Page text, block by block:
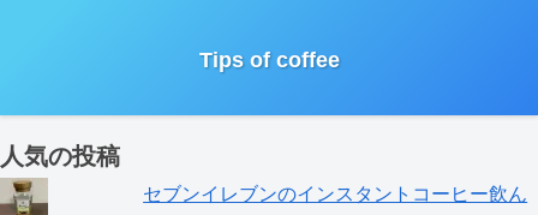
Tips of coffee
人気の投稿
セブンイレブンのインスタントコーヒー飲ん